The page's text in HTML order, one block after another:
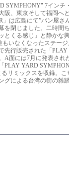
SYMPHONY" 7イン
阪、東京そして福岡へ
は広島にて”パン屋さ
を閉じました。二時間
とくる感じ」と静かな
もいなくなったステー
先行販売された「
A面には7月に発表され
PLAY YARD
リミックスを収録。
グによる台湾の街の雑